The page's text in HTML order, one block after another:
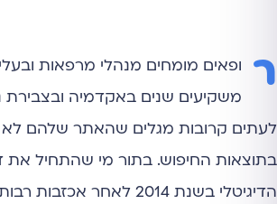
ר ופאים מומחים מנהלי מרפאות
משקיעים שנים באקדמיה ובצבירת
לעתים קרובות מגלים שהאתר שלהם
בתוצאות החיפוש. בתור מי שהתחיל את
הדיגיטלי בשנת 2014 לאחר